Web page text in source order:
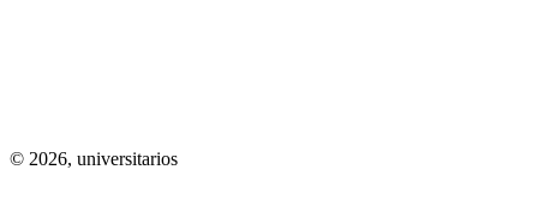
© 2026, universitarios